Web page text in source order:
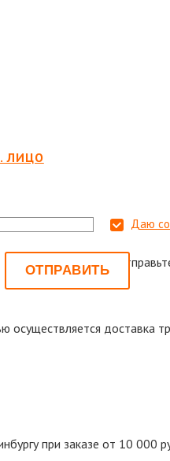
ЛИЦО
Даю
Или
осуществляется доставка
при заказе от 10 000